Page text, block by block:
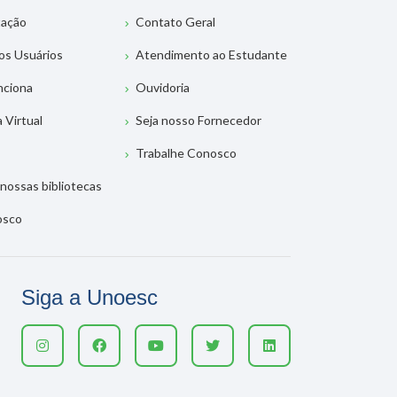
Usuários
Virtual
bibliotecas
Contato Geral
Atendimento ao Estudante
Ouvidoria
Seja nosso Fornecedor
Trabalhe Conosco
Siga a Unoesc